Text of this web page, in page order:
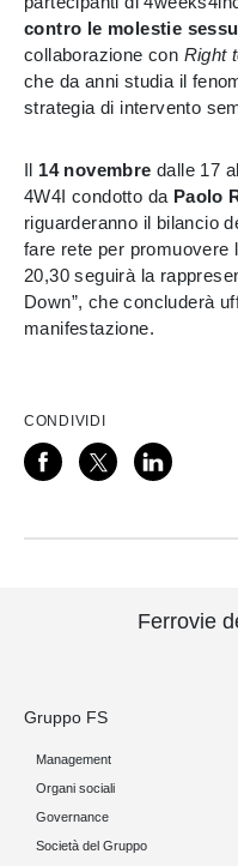
contro le molestie
collaborazione con Right
che da anni studia il
strategia di intervento
Il 14 novembre dalle 17
4W4I condotto da Paolo
riguarderanno il bilancio
fare rete per promuovere
20,30 seguirà la
Down”, che concluderà
manifestazione.
CONDIVIDI
Ferrovie
Gruppo FS
Management
Organi sociali
Governance
Società del Gruppo